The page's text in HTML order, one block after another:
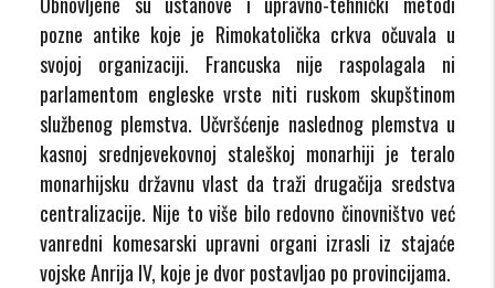
pozne antike koje je Rimokatolička crkva očuvala u
svojoj organizaciji. Francuska nije raspolagala ni
parlamentom engleske vrste niti ruskom skupštinom
službenog plemstva. Učvršćenje naslednog plemstva u
kasnoj srednjevekovnoj staleškoj monarhiji je teralo
monarhijsku državnu vlast da traži drugačija sredstva
centralizacije. Nije to više bilo redovno činovništvo već
vanredni komesarski upravni organi izrasli iz stajaće
vojske Anrija IV, koje je dvor postavljao po provincijama.